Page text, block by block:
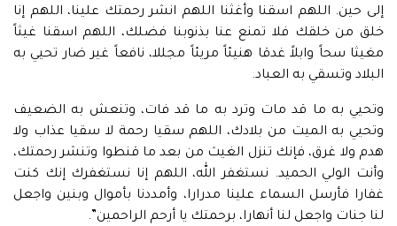
إلى حين. اللهم اسقنا وأغثنا اللهم انشر رحمتك علينا، اللهم إنا
خلق من خلقك فلا تمنع عنا بذنوبنا فضلك، اللهم اسقنا غيثاً
مغيثا سحاً وابلاً غدقا هنيئاً مريئاً مجللا، نافعاً غير ضار تحيي به
البلاد وتسقي به العباد.
وتحيي به ما قد مات وترد به ما قد فات، وتنعش به الضعيف
وتحيي به الميت من بلادك، اللهم سقيا رحمة لا سقيا عذاب ولا
هدم ولا غرق، فإنك تنزل الغيث من بعد ما قنطوا وتنشر رحمتك،
وأنت الولي الحميد. نستغفر الله، اللهم إنا نستغفرك إنك كنت
غفارا فأرسل السماء علينا مدرارا، وأمددنا بأموال وبنين واجعل
لنا جنات واجعل لنا أنهارا، برحمتك يا أرحم الراحمين”.